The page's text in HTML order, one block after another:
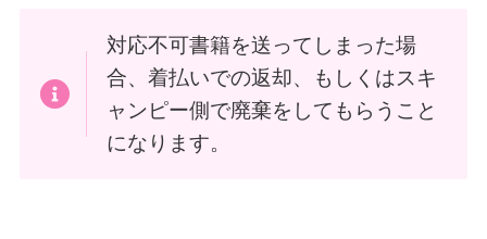
対応不可書籍を送ってしまった場
合、着払いでの返却、もしくはスキ
ャンピー側で廃棄をしてもらうこと
になります。